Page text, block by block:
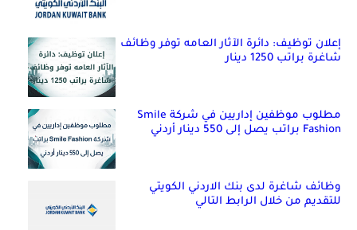
إعلان توظيف: دائرة الآثار العامه توفر وظائف
شاغرة براتب 1250 دينار
مطلوب موظفين إداريين في شركة Smile
Fashion براتب يصل إلى 550 دينار أردني
وظائف شاغرة لدى بنك الاردني الكويتي
للتقديم من خلال الرابط التالي